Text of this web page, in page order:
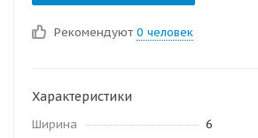
Рекомендуют 0 человек
Характеристики
Ширина
6